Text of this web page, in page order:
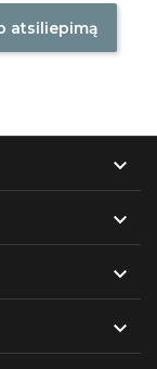
atsiliepimą



